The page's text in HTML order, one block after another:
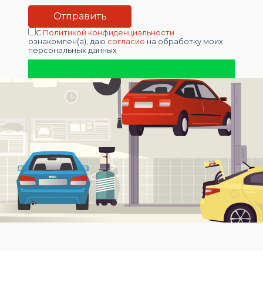
С Политикой конфиденциальности
ознакомлен(а), даю согласие на обработку моих
персональных данных